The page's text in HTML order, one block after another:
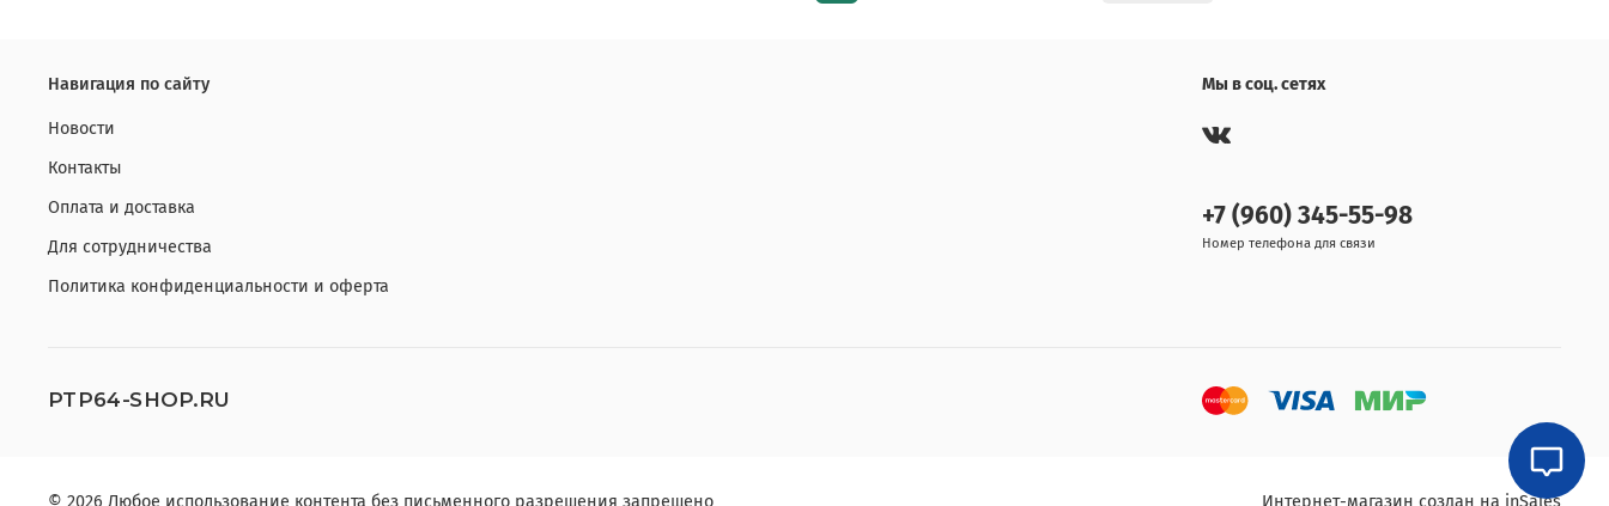
Навигация по сайту
Новости
Контакты
Оплата и доставка
Для сотрудничества
Политика конфиденциальности и оферта
Мы в соц. сетях
+7 (960) 345-55-98
Номер телефона для связи
PTP64-SHOP.RU